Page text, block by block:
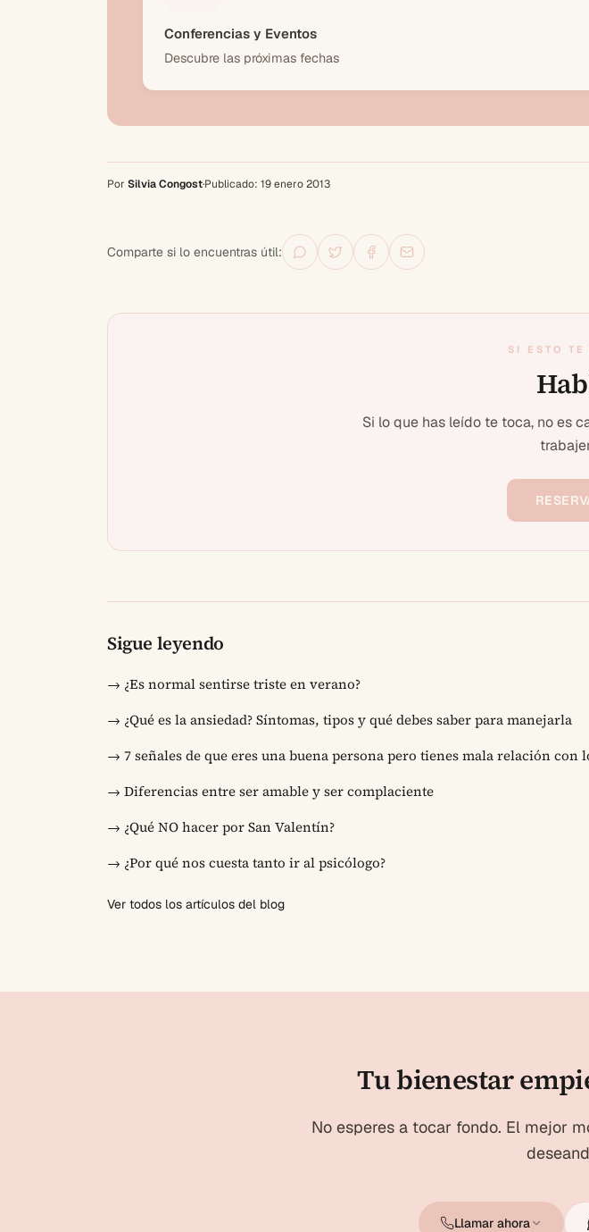
Conferencias y Eventos
Descubre las próximas fechas
Por Silvia Congost·Publicado: 19 enero 2013
Comparte si lo encuentras útil:
SI ESTO TE
Si lo que has leído te toca, no es
Sigue leyendo
→ ¿Es normal sentirse triste en verano?
→ ¿Qué es la ansiedad? Síntomas, tipos y qué debes saber para manejarla
→ 7 señales de que eres una buena persona pero tienes mala relación con
→ Diferencias entre ser amable y ser complaciente
→ ¿Qué NO hacer por San Valentín?
→ ¿Por qué nos cuesta tanto ir al psicólogo?
Ver todos los artículos del blog
Tu bienestar
No esperes a tocar fondo. El mejor
Llamar ahora